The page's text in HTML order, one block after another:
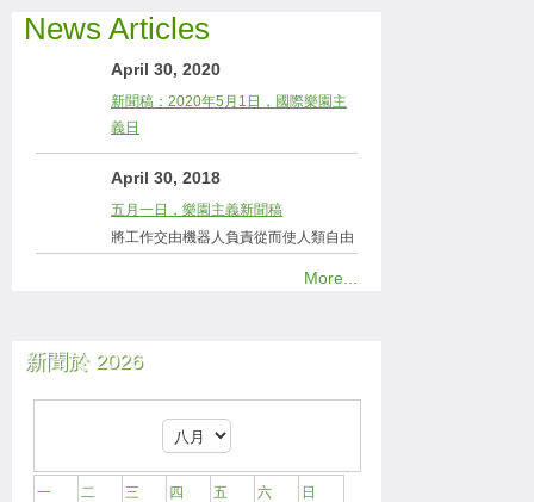
News Articles
April 30, 2020
新聞稿：2020年5月1日，國際樂園主
義日
April 30, 2018
五月一日，樂園主義新聞稿
將工作交由機器人負責從而使人類自由
More...
新聞於 2026
一 二 三 四 五 六
日